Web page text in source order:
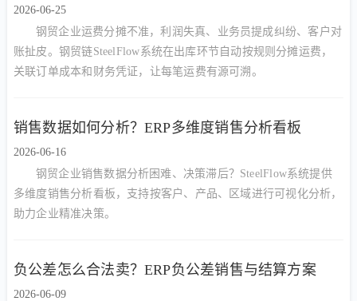
2026-06-25
钢贸企业运费分摊不准，利润失真、业务员提成纠纷、客户对
账扯皮。钢贸链SteelFlow系统在出库环节自动按规则分摊运费，
关联订单成本和财务凭证，让每笔运费有源可溯。
销售数据如何分析？ERP多维度销售分析看板
2026-06-16
钢贸企业销售数据分析困难、决策滞后？SteelFlow系统提供
多维度销售分析看板，支持按客户、产品、区域进行可视化分析，
助力企业精准决策。
负公差怎么合法卖？ERP负公差销售与结算方案
2026-06-09